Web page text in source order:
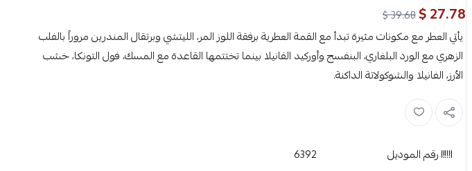
27.78 $
39.68 $
يأتي العطر مع مكونات مثيرة تبدأ مع القمة العطرية برفقة اللوز المر، الليتشي وبرتقال المندرين مروراً بالفلب
الزهري مع الورد البلغاري، البنفسج وأوركيد الفانيلا بينما تختتمها القاعدة مع المسك، فول التونكا، خشب
الأرز، الفانيلا والشوكولاتة الداكنة.
رقم الموديل 6392